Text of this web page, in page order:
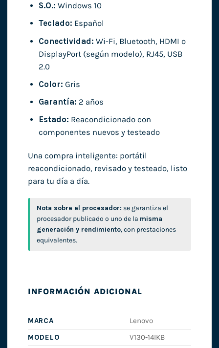
S.O.: Windows 10
Teclado: Español
Conectividad: Wi-Fi, Bluetooth, HDMI o
DisplayPort (según modelo), RJ45, USB
2.0
Color: Gris
Garantía: 2 años
Estado: Reacondicionado con
componentes nuevos y testeado
Una compra inteligente: portátil
reacondicionado, revisado y testeado, listo
para tu día a día.
Nota sobre el procesador: se garantiza el
procesador publicado o uno de la misma
generación y rendimiento, con prestaciones
equivalentes.
INFORMACIÓN ADICIONAL
MARCA
Lenovo
MODELO
V130-14IKB